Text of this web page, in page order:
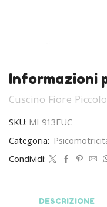
Informazioni
Cuscino Fiore
SKU: MI 913FUC
Categoria:
Condividi:
DESCRIZIONE